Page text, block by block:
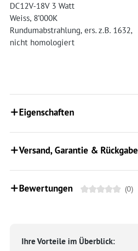
DC12V-18V 3 Watt
Weiss, 8’000K
Rundumabstrahlung, ers. z.B. 1632,
nicht homologiert
Eigenschaften
Versand, Garantie & Rückgabe
Bewertungen (0)
Ihre Vorteile im Überblick: